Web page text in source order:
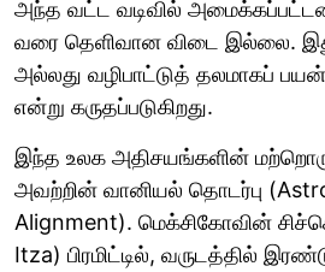
அந்த வட்ட வடிவில்
வரை தெளிவான விடை இல்லை.
அல்லது வழிபாட்டுத் தலமாகப்
என்று கருதப்படுகிறது.
இந்த உலக அதிசயங்களின்
அவற்றின் வானியல் தொடர்பு
Alignment). மெக்சிகோவின்
Itza) பிரமிட்டில், வருடத்தில்